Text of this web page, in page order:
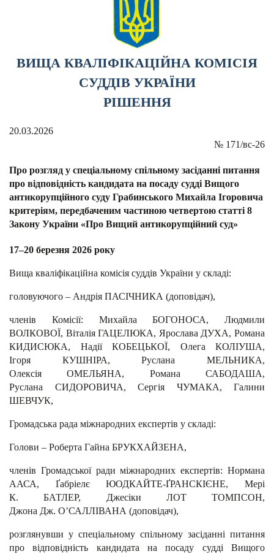
ВИЩА КВАЛІФІКАЦІЙНА КОМІСІЯ
СУДДІВ УКРАЇНИ
РІШЕННЯ
20.03.2026
№ 171/вс-26
Про розгляд у спеціальному спільному засіданні питання
про відповідність кандидата на посаду судді Вищого
антикорупційного суду Грабинського Михайла Ігоровича
критеріям, передбаченим частиною четвертою статті 8
Закону України «Про Вищий антикорупційний суд»
17–20 березня 2026 року
Вища кваліфікаційна комісія суддів України у складі:
головуючого – Андрія ПАСІЧНИКА (доповідач),
членів Комісії: Михайла БОГОНОСА, Людмили
ВОЛКОВОЇ, Віталія ГАЦЕЛЮКА, Ярослава ДУХА, Романа
КИДИСЮКА, Надії КОБЕЦЬКОЇ, Олега КОЛІУША,
Ігоря КУШНІРА, Руслана МЕЛЬНИКА,
Олексія ОМЕЛЬЯНА, Романа САБОДАША,
Руслана СИДОРОВИЧА, Сергія ЧУМАКА, Галини
ШЕВЧУК,
Громадська рада міжнародних експертів у складі:
Голови – Роберта Гайна БРУКХАЙЗЕНА,
членів Громадської ради міжнародних експертів: Нормана
ААСА, Ґабріелє ЮОДКАЙТЕ-ҐРАНСКІЄНЕ, Мері
К. БАТЛЕР, Джесіки ЛОТ ТОМПСОН,
Джона Дж. О’САЛЛІВАНА (доповідач),
розглянувши у спеціальному спільному засіданні питання
про відповідність кандидата на посаду судді Вищого